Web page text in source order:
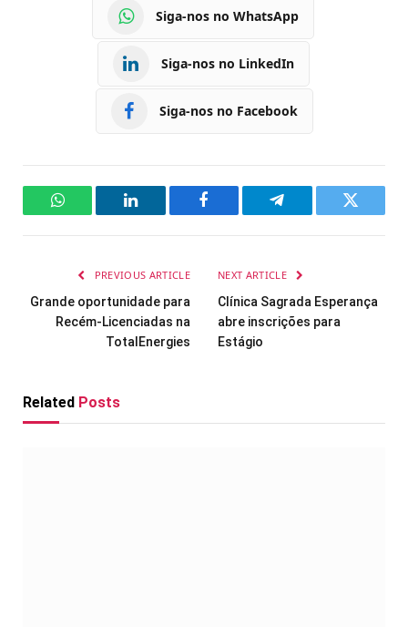
Siga-nos no WhatsApp
Siga-nos no LinkedIn
Siga-nos no Facebook
WhatsAppLinkedIn Facebook Telegram Twitter
PREVIOUS ARTICLE
Grande oportunidade para
Recém-Licenciadas na
TotalEnergies
NEXT ARTICLE
Clínica Sagrada Esperança
abre inscrições para
Estágio
Related Posts